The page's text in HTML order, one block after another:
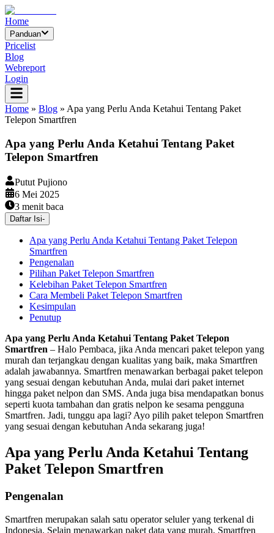
Home
Panduan
Pricelist
Blog
Webreport
Login
Home » Blog » Apa yang Perlu Anda Ketahui Tentang Paket
Telepon Smartfren
Apa yang Perlu Anda Ketahui Tentang Paket
Telepon Smartfren
Putut Pujiono
6 Mei 2025
3 menit baca
Daftar Isi-
Apa yang Perlu Anda Ketahui Tentang Paket Telepon
Smartfren
Pengenalan
Pilihan Paket Telepon Smartfren
Kelebihan Paket Telepon Smartfren
Cara Membeli Paket Telepon Smartfren
Kesimpulan
Penutup
Apa yang Perlu Anda Ketahui Tentang Paket Telepon
Smartfren – Halo Pembaca, jika Anda mencari paket telepon yang
murah dan terjangkau dengan kualitas yang baik, maka Smartfren
adalah jawabannya. Smartfren menawarkan berbagai paket telepon
yang sesuai dengan kebutuhan Anda, mulai dari paket internet
hingga paket nelpon dan SMS. Anda juga bisa mendapatkan bonus
seperti kuota tambahan dan gratis nelpon ke sesama pengguna
Smartfren. Jadi, tunggu apa lagi? Ayo pilih paket telepon Smartfren
yang sesuai dengan kebutuhan Anda sekarang juga!
Apa yang Perlu Anda Ketahui Tentang
Paket Telepon Smartfren
Pengenalan
Smartfren merupakan salah satu operator seluler yang terkenal di
Indonesia. Selain menawarkan paket data yang murah, Smartfren